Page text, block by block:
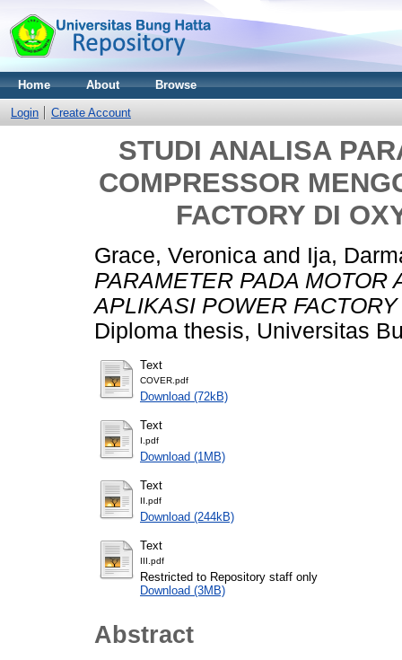
Home About Browse
Login Create Account
STUDI ANALISA
COMPRESSOR
FACTORY DI
Grace, Veronica and Ija,
PARAMETER PADA MOTOR
APLIKASI POWER
Diploma thesis, Universitas
Text
COVER.pdf
Download (72kB)
Text
I.pdf
Download (1MB)
Text
II.pdf
Download (244kB)
Text
III.pdf
Restricted to Repository staff only
Download (3MB)
Abstract